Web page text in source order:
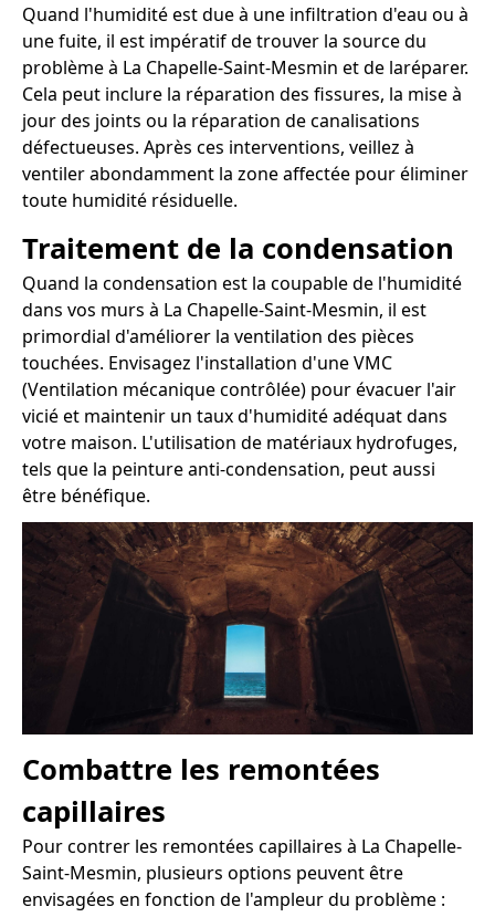
Quand l'humidité est due à une infiltration d'eau ou à
une fuite, il est impératif de trouver la source du
problème à La Chapelle-Saint-Mesmin et de laréparer.
Cela peut inclure la réparation des fissures, la mise à
jour des joints ou la réparation de canalisations
défectueuses. Après ces interventions, veillez à
ventiler abondamment la zone affectée pour éliminer
toute humidité résiduelle.
Traitement de la condensation
Quand la condensation est la coupable de l'humidité
dans vos murs à La Chapelle-Saint-Mesmin, il est
primordial d'améliorer la ventilation des pièces
touchées. Envisagez l'installation d'une VMC
(Ventilation mécanique contrôlée) pour évacuer l'air
vicié et maintenir un taux d'humidité adéquat dans
votre maison. L'utilisation de matériaux hydrofuges,
tels que la peinture anti-condensation, peut aussi
être bénéfique.
Combattre les remontées
capillaires
Pour contrer les remontées capillaires à La Chapelle-
Saint-Mesmin, plusieurs options peuvent être
envisagées en fonction de l'ampleur du problème :